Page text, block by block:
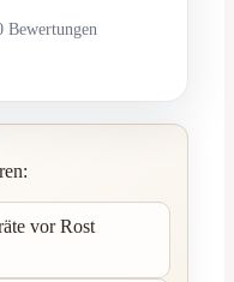
Bewertungen
vor Rost